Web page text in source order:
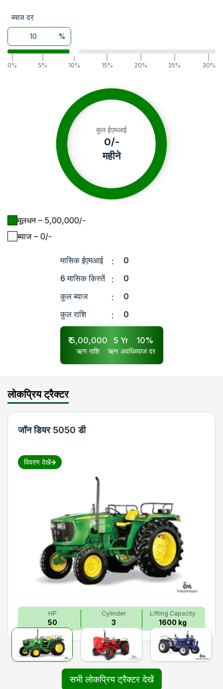
ब्याज दर
%
0%
5%
|
10%
15%
20%
25%
30%
कुल ईएमआई
0/-
महीने
मूलधन– ₹ 5,00,000/-
ब्याज– ₹ 0/-
मासिक ईएमआई :
0
6 मासिक किस्तें
:
0
कुल ब्याज
:
0
कुल राशि
: 0
₹5,00,000
ऋण राशि
5 Yr
ऋण अवधि
10%
ब्याज दर
लोकप्रिय ट्रैक्टर
जॉन डियर 5050 डी
विवरण देखें
HP
50
Cylinder
3
Lifting Capacity
1600 kg
सभी लोकप्रिय ट्रैक्टर देखें